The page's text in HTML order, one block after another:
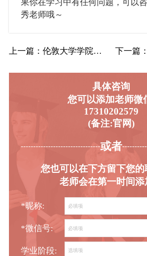
果你在学习中有任何问题，可以
秀老师哦～
上一篇 ：伦敦大学学院UCL生物学辅导补习补课 下一篇
具体咨询
您可以添加老师微
17310202579
(备注:官网)
或者
您也可以在下方留下您的
老师会在第一时间添
*昵称:
*微信号:
学业阶段: